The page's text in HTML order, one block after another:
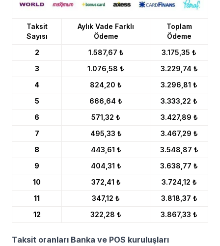
Taksit
Sayısı
Aylık Vade Farklı
Ödeme
Toplam
Ödeme
2
1.587,67 ₺
3.175,35 ₺
3
1.076,58 ₺
3.229,74 ₺
4
824,20 ₺
3.296,81 ₺
5
666,64 ₺
3.333,22 ₺
6
571,32 ₺
3.427,89 ₺
7
495,33 ₺
3.467,29 ₺
8
443,61 ₺
3.548,87 ₺
9
404,31 ₺
3.638,77 ₺
10
372,41 ₺
3.724,12 ₺
11
347,12 ₺
3.818,37 ₺
12
322,28 ₺ 3.867,33 ₺
Taksit oranları Banka ve POS kuruluşları